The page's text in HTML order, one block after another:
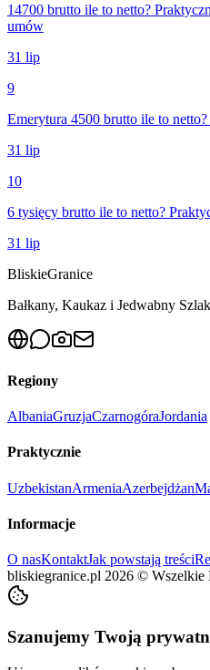
14700 brutto ile to netto?
umów
31 lip
9
Emerytura 4500 brutto ile to
31 lip
10
6 tysięcy brutto ile to netto?
31 lip
BliskieGranice
Bałkany, Kaukaz i Jedwabny
Regiony
AlbaniaGruzjaCzarnogóraJordania
Praktycznie
UzbekistanArmeniaAzerbejdżan
Informacje
O nasKontaktJak powstają treści
bliskiegranice.pl 2026 © Wszelkie
Szanujemy Twoją